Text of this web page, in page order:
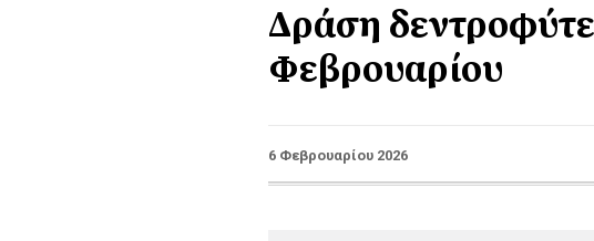
Δράση
Φεβρουαρίου
6 Φεβρουαρίου 2026